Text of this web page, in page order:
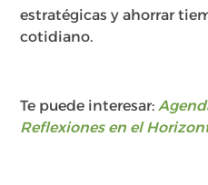
estratégicas y ahorrar
cotidiano.
Te puede interesar:
Reflexiones en el